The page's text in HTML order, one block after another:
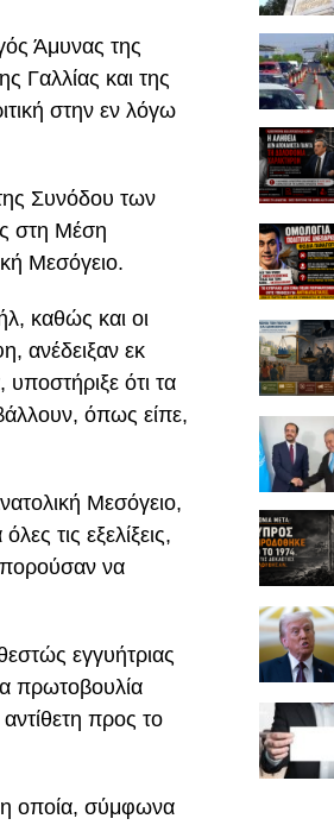
Άμυνας της
Γαλλίας και της
στην εν λόγω
Συνόδου των
στη Μέση
Μεσόγειο.
καθώς και οι
ανέδειξαν εκ
ότι τα
όπως είπε,
Μεσόγειο,
τις εξελίξεις,
να
εγγυήτριας
πρωτοβουλία
προς το
η οποία, σύμφωνα